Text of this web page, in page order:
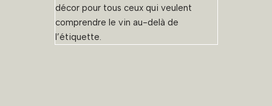
décor pour tous ceux qui veulent
comprendre le vin au-delà de
l’étiquette.